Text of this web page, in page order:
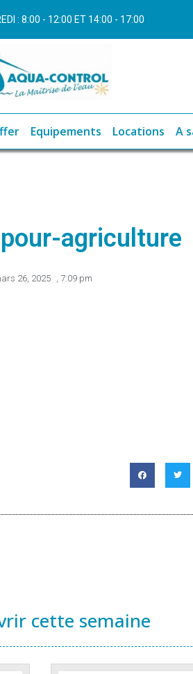
: 8:00 - 12:00 ET 14:00 - 17:00
Equipements Locations A
agriculture
26, 2025 7:09 pm
cette semaine